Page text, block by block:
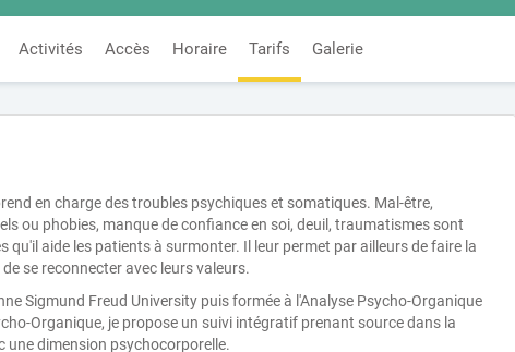
Activités Accès Horaire Tarifs Galerie
en charge des troubles psychiques et somatiques. Mal-être,
ou phobies, manque de confiance en soi, deuil, traumatismes sont
qu'il aide les patients à surmonter. Il leur permet par ailleurs de faire la
se reconnecter avec leurs valeurs.
Sigmund Freud University puis formée à l'Analyse Psycho-Organique
Organique, je propose un suivi intégratif prenant source dans la
dimension psychocorporelle.